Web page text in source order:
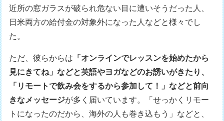
近所の窓ガラスが破られ危ない目に遭いそうだった人、
日米両方の給付金の対象外になった人などと様々でし
た。
ただ、彼らからは 「オンラインでレッスンを始めたから
見にきてね」などと英語やヨガなどのお誘いがきたり、
「リモートで飲み会をするから参加して！」などと前向
きなメッセージが多く届いています。「せっかくリモー
トになったのだから、海外の人も巻き込もう」などと、